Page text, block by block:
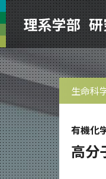
理系学部
生命科
有機化
高分